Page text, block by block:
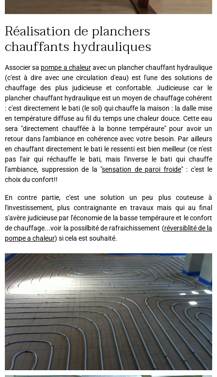
Réalisation de planchers
chauffants hydrauliques
Associer sa pompe a chaleuravec un plancher chauffant hydraulique
(c'est à dire avec une circulation d'eau) est l'une des solutions de
chauffage des plus judicieuse et confortable. Judicieuse car le
plancher chauffant hydraulique est un moyen de chauffage cohérent
: c'est directement le bati (le sol) qui chauffe la maison : la dalle mise
en température diffuse au fil du temps une chaleur douce. Cette eau
sera "directement chauffée à la bonne tempéraure" pour avoir un
retour dans l'ambiance en cohérence avec votre besoin. Par ailleurs
en chauffant directement le bati le ressenti est bien meilleur (ce n'est
pas l'air qui réchauffe le bati, mais l'inverse le bati qui chauffe
l'ambiance, suppression de la "sensation de paroi froide" : c'est le
choix du confort!!
En contre partie, c'est une solution un peu plus couteuse à
l'investissement, plus contraignante en travaux mais qui au final
s'avère judicieuse par l'économie de la basse tempéraure et le confort
de chauffage...voir la possilbité de rafraichissement (réversiblité de la
pompe a chaleur) si cela est souhaité.